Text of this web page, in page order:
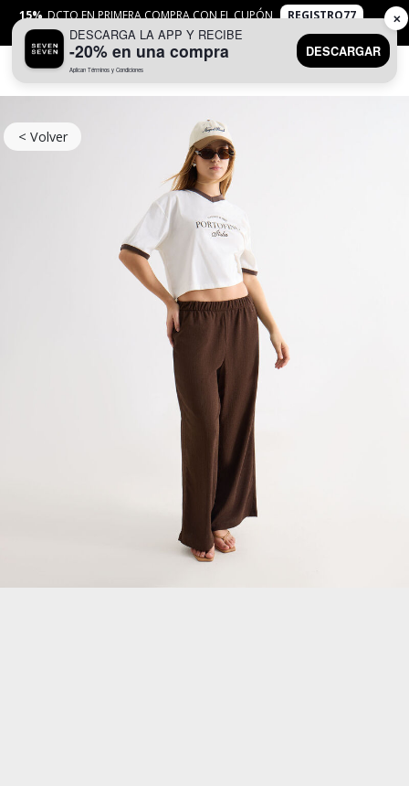
15% DCTO EN PRIMERA COMPRA CON EL CUPÓN
REGISTRO77
APLICANTYC
< Volver
DESCARGA LA APP Y RECIBE
-20% en una compra
Aplican Términos y Condiciones
DESCARGAR
✕